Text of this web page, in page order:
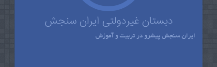
دبستان غیردولتی ایران سنجش
ایران سنجش پیشرو در تربیت و آموزش